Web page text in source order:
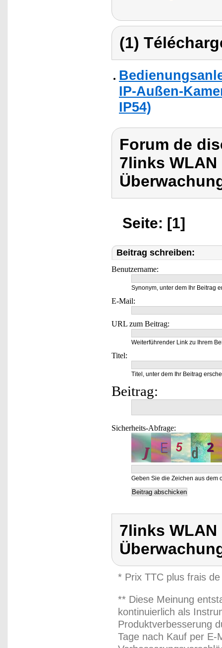
(1)
IP-Außen-
IP54)
Forum de
7links WLAN
Seite: [1]
Beitrag schreiben:
Benutzername:
Synonym, unter dem Ihr Beitrag
E-Mail:
URL zum Beitrag:
Weiterführender Link zu Ihrem
Titel:
Titel, unter dem Ihr Beitrag
Beitrag:
Sicherheits-Abfrage:
Geben Sie die Zeichen aus dem
7links WLAN
* Prix TTC plus frais
** Diese Meinung
kontinuierlich als
Produktverbesserung
Tage nach Kauf per E-